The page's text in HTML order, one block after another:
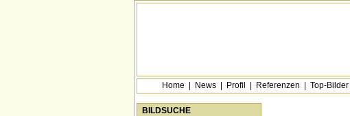
Home News Profil Referenzen Top-Bilder
BILDSUCHE